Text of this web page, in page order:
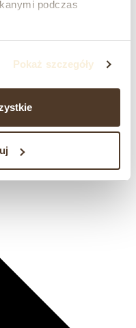
podczas
Pokaż szczegóły